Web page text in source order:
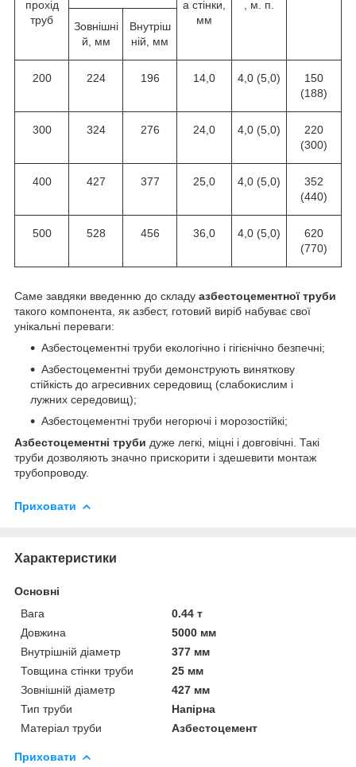
прохід
труб
а стінки,
мм
, м. п.
Зовнішні
й, мм
Внутріш
ній, мм
200 224 196 14,0 4,0 (5,0)
150
(188)
300 324 276 24,0 4,0 (5,0)
220
(300)
400 427 377 25,0 4,0 (5,0)
352
(440)
500 528 456 36,0 4,0 (5,0)
620
(770)
Саме завдяки введенню до складу азбестоцементної труби
такого компонента, як азбест, готовий виріб набуває свої
унікальні переваги:
Азбестоцементні труби екологічно і гігієнічно безпечні;
Азбестоцементні труби демонструють виняткову
стійкість до агресивних середовищ (слабокислим і
лужних середовищ);
Азбестоцементні труби негорючі і морозостійкі;
Азбестоцементні труби дуже легкі, міцні і довговічні. Такі
труби дозволяють значно прискорити і здешевити монтаж
трубопроводу.
Приховати
Характеристики
Основні
Вага
0.44 т
Довжина
5000 мм
Внутрішній діаметр
377 мм
Товщина стінки труби
25 мм
Зовнішній діаметр
427 мм
Тип труби
Напірна
Матеріал труби
Азбестоцемент
Приховати